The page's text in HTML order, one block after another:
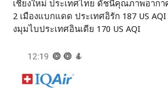
เชียงใหม่ ประเทศไทย ดัชนีคุณภาพอากา
2 เมืองแบกแดด ประเทศอิรัก 187 US
งมุมไบประเทศอินเดีย 170 US AQI